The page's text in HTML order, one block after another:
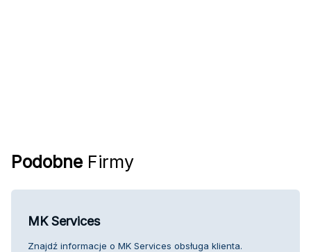
Podobne Firmy
MK Services
Znajdź informacje o MK Services obsługa klienta.